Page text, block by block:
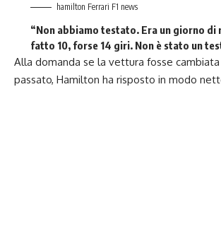
hamilton Ferrari F1 news
“Non abbiamo testato. Era un giorno di
fatto 10, forse 14 giri. Non è stato un
Alla domanda se la vettura fosse
passato, Hamilton ha risposto in modo